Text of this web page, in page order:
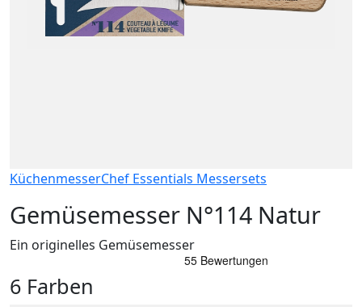
KüchenmesserChef Essentials Messersets
Gemüsemesser N°114 Natur
Ein originelles Gemüsemesser
6 Farben